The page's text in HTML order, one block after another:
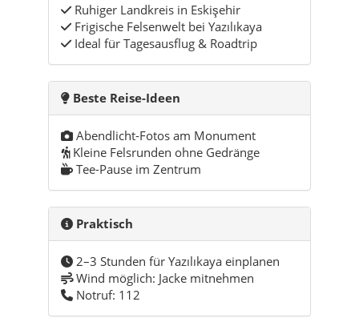
Ruhiger Landkreis in Eskişehir
Frigische Felsenwelt bei Yazılıkaya
Ideal für Tagesausflug & Roadtrip
Beste Reise-Ideen
Abendlicht-Fotos am Monument
Kleine Felsrunden ohne Gedränge
Tee-Pause im Zentrum
Praktisch
2–3 Stunden für Yazılıkaya einplanen
Wind möglich: Jacke mitnehmen
Notruf: 112